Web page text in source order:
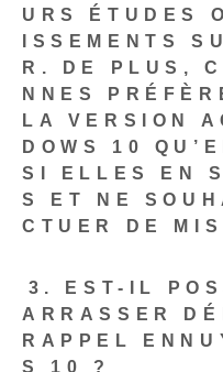
URS ÉTUDES
ISSEMENTS
R. DE PLUS,
NNES
LA VERSION
DOWS 10
SI ELLES EN
S ET NE
CTUER DE
⁣3. EST-IL
ARRASSER
RAPPEL
S 10 ?